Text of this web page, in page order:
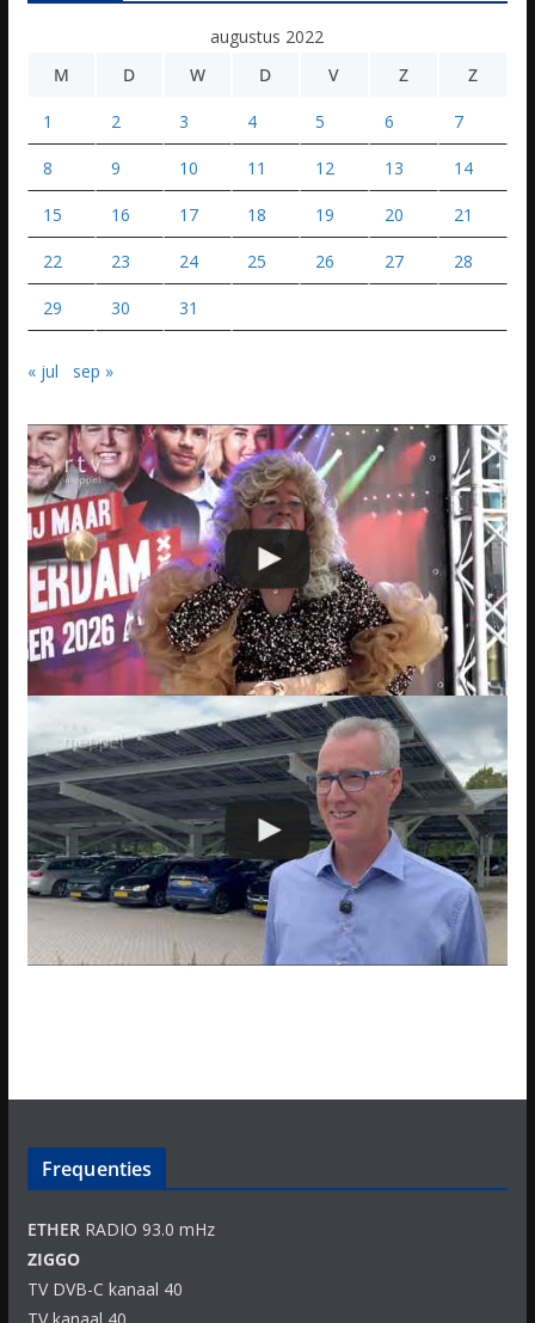
augustus 2022
M
D W D V Z Z
1 2 3 4 5 6 7
8 9 10 11 12 13 14
15 16 17 18 19 20 21
22 23 24 25 26 27 28
29 30 31
« jul sep »
Frequenties
ETHERRADIO 93.0 mHz
ZIGGO
TV DVB-C kanaal 40